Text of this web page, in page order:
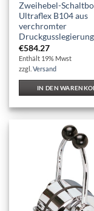
Zweihebel-
Ultraflex B104 aus
verchromter
Druckgusslegierung
€584.27
Enthält 19% Mwst
zzgl.Versand
IN DEN